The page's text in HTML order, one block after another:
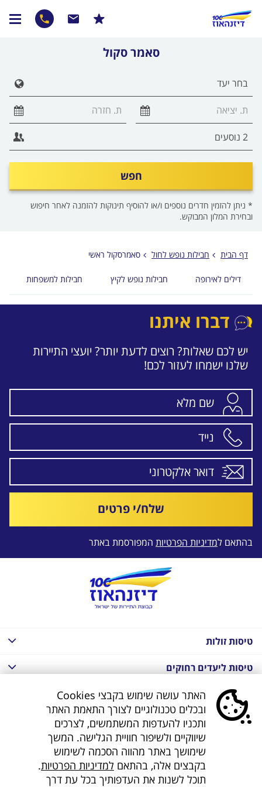
סאמר סקול
חפש
* ניתן להזמין חדרים נוספים ו/או להוסיף תינוקות להזמנה לאחר חיפוש
ובחירת המלון המבוקש.
דף הבית חבילות נופש לחול סאמרסקול ראשי
דילים לאירופה חבילות נופש לקיץ חבילות למשפחות
דברו איתנו
יש לכם שאלות? רוצים לדעת יותר? יועצי התיירות
שלנו ישמחו לעזור לכם!
שלח/י פרטים
בהתאם למדיניות הפרטיות המפורסמת באתר
טיסות זולות
טיסות ליעדים רחוקים
חבילות נופש בחו"ל
חבילות נופש בחו"ל
חבילות טוס וסע
דילים לחו"ל
האתר עושה שימוש בקבצי Cookies
ובכלים טכנולוגיים לצורך התאמת האתר
ותכניו להעדפות המשתמשים, לצרכים
שיווקיים ולשיפור חוויית הגלישה. המשך
שימושך באתר מהווה הסכמה לשימוש
בקבצים אלה, בהתאם למדיניות הפרטיות.
תוכל לשנות את העדפותיך בכל עת דרך